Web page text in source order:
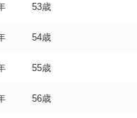
53歳
54歳
55歳
56歳